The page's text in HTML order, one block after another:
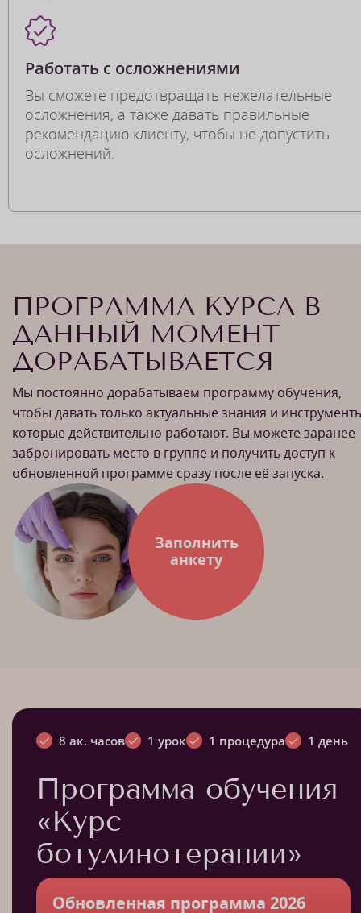
Работать с осложнениями
Вы сможете предотвращать нежелательные
осложнения, а также давать правильные
рекомендацию клиенту, чтобы не допустить
осложнений.
ПРОГРАММА КУРСА В
ДАННЫЙ МОМЕНТ
ДОРАБАТЫВАЕТСЯ
Мы постоянно дорабатываем программу обучения,
чтобы давать только актуальные знания и
которые действительно работают. Вы можете заранее
забронировать место в группе и получить доступ к
обновленной программе сразу после её запуска.
Заполнить
анкету
8 ак. часов 1 урок 1 процедура 1 день
Программа обучения
«Курс
ботулинотерапии»
Обновленная программа 2026